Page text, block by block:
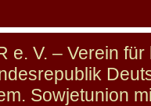
e. V. – Verein
Sowjetunion